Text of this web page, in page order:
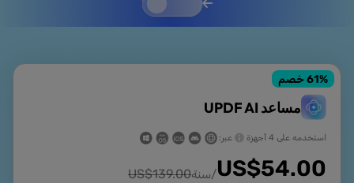
مساعد UPDF AI
61% خصم
استخدمه على 4 أجهزة عبر:
US$54.00 /سنة US$139.00